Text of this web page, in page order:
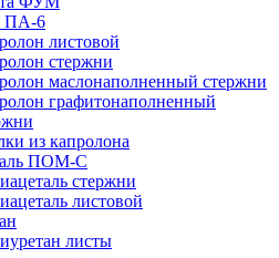
ПА-6
листовой
стержни
маслонаполненный стержни
графитонаполненный
из капролона
ПОМ-С
стержни
листовой
листы